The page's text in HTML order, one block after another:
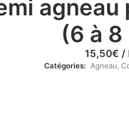
agneau
(6 à 8
15,50€ /
Catégories: Agneau,